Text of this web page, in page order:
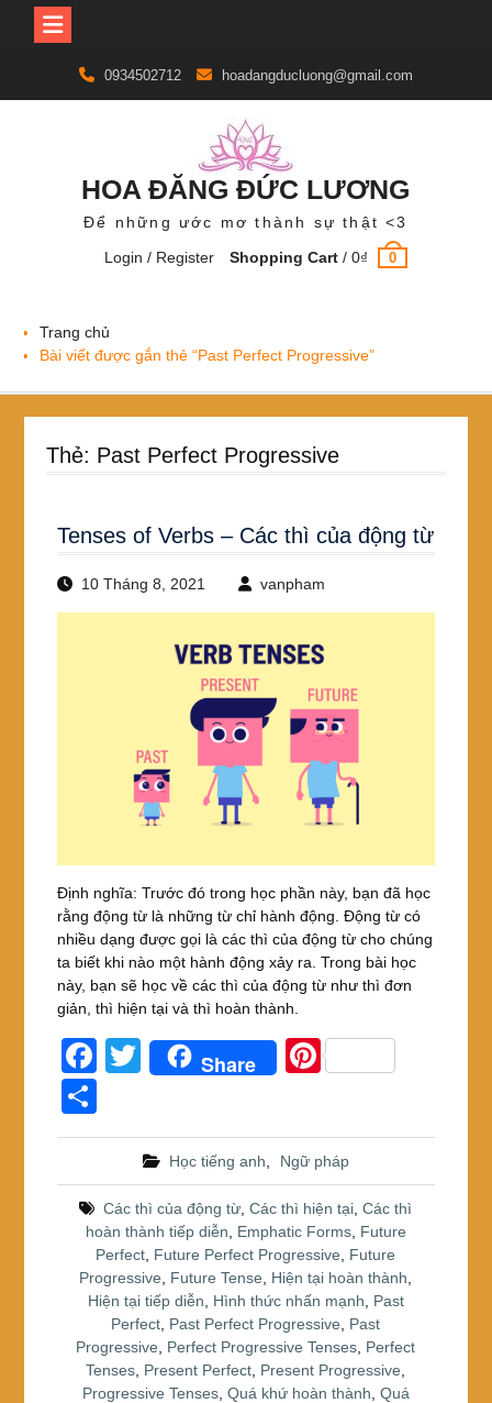
content
0934502712 hoadangducluong@gmail.com
HOA ĐĂNG ĐỨC LƯƠNG
Để những ước mơ thành sự thật <3
Login / Register
Shopping Cart /0₫ 0
Trang chủ
Bài viết được gắn thẻ “Past Perfect Progressive”
Thẻ: Past Perfect Progressive
Tenses of Verbs – Các thì của động từ
10 Tháng 8, 2021 vanpham
Định nghĩa: Trước đó trong học phần này, bạn đã học
rằng động từ là những từ chỉ hành động. Động từ có
nhiều dạng được gọi là các thì của động từ cho chúng
ta biết khi nào một hành động xảy ra. Trong bài học
này, bạn sẽ học về các thì của động từ như thì đơn
giản, thì hiện tại và thì hoàn thành.
F
a
c
b
o
o
k
T
er
Share
Pi
e
st
h
e
Học tiếng anh Ngữ pháp
Các thì của động từ ,Các thì hiện tại ,Các thì
hoàn thành tiếp diễn
Emphatic Forms, Future
Perfect Future Perfect Progressive
Future
Progressive
Future Tense Hiện tại hoàn thành
Hiện tại tiếp diễn
Hình thức nhấn mạnh
Past
Perfect Past Perfect Progressive
Past
Progressive
Perfect Progressive Tenses Perfect
Tenses Present Perfect Present Progressive
Progressive Tenses, Quá khứ hoàn thành Quá